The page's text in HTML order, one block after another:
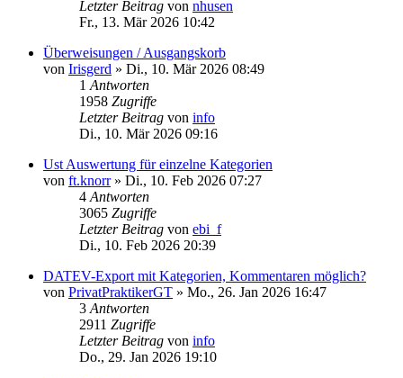
Letzter Beitrag von nhusen
Fr., 13. Mär 2026 10:42
Überweisungen / Ausgangskorb
von Irisgerd » Di., 10. Mär 2026 08:49
1 Antworten
1958 Zugriffe
Letzter Beitrag von info
Di., 10. Mär 2026 09:16
Ust Auswertung für einzelne Kategorien
von ft.knorr» Di., 10. Feb 2026 07:27
4 Antworten
3065 Zugriffe
Letzter Beitrag von ebi_f
Di., 10. Feb 2026 20:39
DATEV-Export mit Kategorien, Kommentaren möglich?
von PrivatPraktikerGT » Mo., 26. Jan 2026 16:47
3 Antworten
2911 Zugriffe
Letzter Beitrag von info
Do., 29. Jan 2026 19:10